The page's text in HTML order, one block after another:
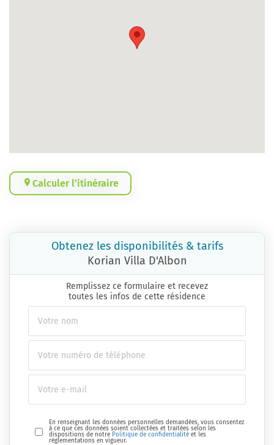
Calculer l’itinéraire
Obtenez les disponibilités & tarifs
Korian Villa D'Albon
Remplissez ce formulaire et recevez
toutes les infos de cette résidence
En renseignant les données personnelles demandées, vous consentez
à ce que ces données soient collectées et traitées selon les
dispositions de notre Politique de confidentialité et les
réglementations en vigueur.